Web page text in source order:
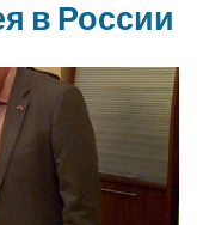
в России